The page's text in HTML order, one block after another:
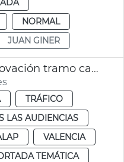
NORMAL
JUAN GINER
JGL Adjudicación renovación tramo calzada las Cortes Valencianas
TRÁFICO
LAS AUDIENCIAS
VALENCIA
TEMÁTICA